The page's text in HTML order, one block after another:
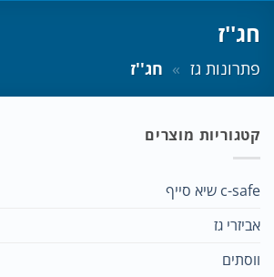
חג''ז
פתרונות גז » חג''ז
קטגוריות מוצרים
c-safe שיא סייף
אביזרי גז
ווסתים